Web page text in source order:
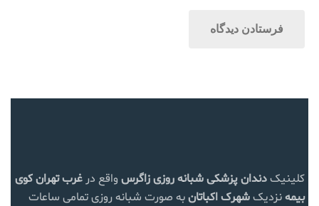
کلینیکدندان پزشکی شبانه روزی زاگرس واقع در غرب تهرانکوی
بیمهنزدیکشهرک اکباتانبه صورت شبانه روزی تمامی ساعات